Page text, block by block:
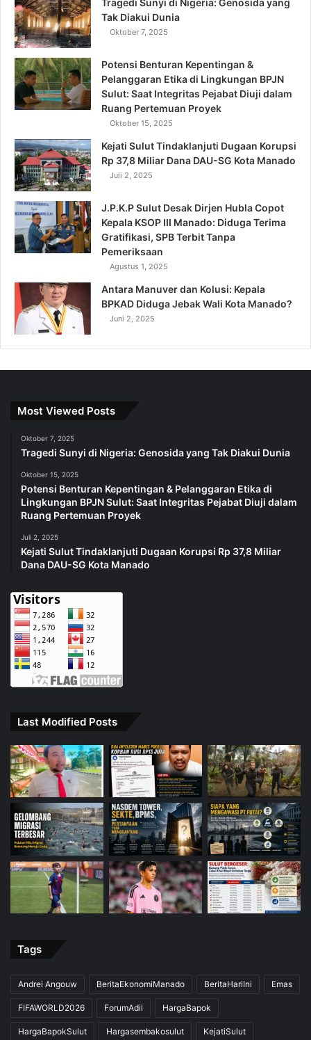
Tak Diakui Dunia
Oktober 7, 2025
Potensi Benturan Kepentingan &
Pelanggaran Etika di Lingkungan BPJN
Sulut: Saat Integritas Pejabat Diuji dalam
Ruang Pertemuan Proyek
Oktober 15, 2025
Kejati Sulut Tindaklanjuti Dugaan Korupsi
Rp 37,8 Miliar Dana DAU-SG Kota Manado
Juli 2, 2025
J.P.K.P Sulut Desak Dirjen Hubla Copot
Kepala KSOP III Manado: Diduga Terima
Gratifikasi, SPB Terbit Tanpa
Pemeriksaan
Agustus 1, 2025
Antara Manuver dan Kolusi: Kepala
BPKAD Diduga Jebak Wali Kota Manado?
Juni 2, 2025
Most Viewed Posts
Oktober 7, 2025
Tragedi Sunyi di Nigeria: Genosida yang Tak Diakui Dunia
Oktober 15, 2025
Potensi Benturan Kepentingan & Pelanggaran Etika di
Lingkungan BPJN Sulut: Saat Integritas Pejabat Diuji dalam
Ruang Pertemuan Proyek
Juli 2, 2025
Kejati Sulut Tindaklanjuti Dugaan Korupsi Rp 37,8 Miliar
Dana DAU-SG Kota Manado
Last Modified Posts
Tags
Andrei Angouw BeritaEkonomiManado BeritaHariIni Emas
FIFAWORLD2026 ForumAdil HargaBapok
HargaBapokSulut Hargasembakosulut KejatiSulut